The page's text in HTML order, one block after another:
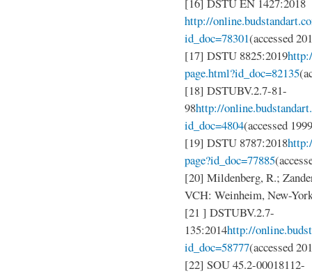
[16] DSTU EN 1427:2018
http://
id_doc=78301(accessed
[17] DSTU 8825:2019
page.html?id_doc=82135
[18] DSTUBV.2.7-81-
98http://
id_doc=4804(accessed
[19] DSTU 8787:2018
page?id_doc=77885
[20] Mildenberg, R.;
VCH: Weinheim, New-
[21 ] DSTUBV.2.7-
135:2014http://
id_doc=58777(accessed
[22] SOU 45.2-00018112-